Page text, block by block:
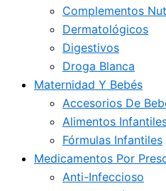
Complementos
Dermatológicos
Digestivos
Droga Blanca
Maternidad Y Bebés
Accesorios De
Alimentos
Fórmulas Infantiles
Medicamentos Por
Anti-Infeccioso